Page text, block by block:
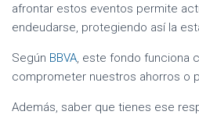
afrontar estos eventos permite
endeudarse, protegiendo así la
Según BBVA, este fondo funciona
comprometer nuestros ahorros o
Además, saber que tienes ese